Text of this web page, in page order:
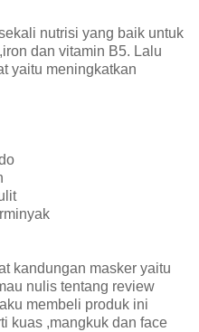
nutrisi yang baik untuk
dan vitamin B5. Lalu
yaitu meningkatkan
kandungan masker yaitu
nulis tentang review
membeli produk ini
kuas ,mangkuk dan face